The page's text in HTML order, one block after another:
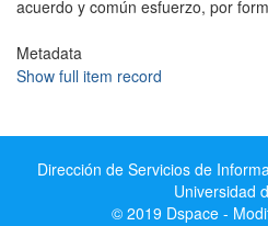
acuerdo y común esfuerzo, por
Metadata
Show full item record
Dirección de Servicios de
Universidad
© 2019 Dspace -